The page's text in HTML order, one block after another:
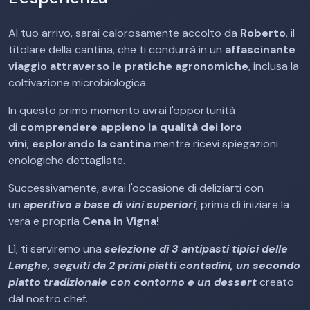
Al tuo arrivo, sarai calorosamente accolto da Roberto, il
titolare della cantina, che ti condurrà in un affascinante
viaggio attraverso le pratiche agronomiche, inclusa la
coltivazione microbiologica.
In questo primo momento avrai l'opportunità
di comprendere appieno la qualità dei loro
vini, esplorando la cantinamentre ricevi spiegazioni
enologiche dettagliate.
Successivamente, avrai l'occasione di deliziarti con
un aperitivo a base di vini superiori, prima di iniziare la
vera e propria Cena in Vigna!
Lì, ti serviremo una selezione di 3 antipasti tipici delle
Langhe, seguiti da 2 primi piatti contadini, un secondo
piatto tradizionale con contorno e un dessertcreato
dal nostro chef.